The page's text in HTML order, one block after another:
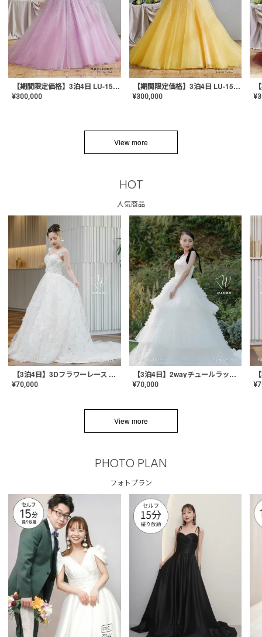
【期間限定価格】3泊4日 LU-1501(Pink)
¥300,000
【期間限定価格】3泊4日 LU-1501(Yellow)
¥300,000 ¥
View more
HOT
人気商品
【3泊4日】3Dフラワーレース ドレス〈PD-WDOR-331〉
¥70,000
【3泊4日】2wayチュールラッフルドレス〈PD-WDOR-341RTL〉
¥70,000 ¥
View more
PHOTO PLAN
フォトプラン